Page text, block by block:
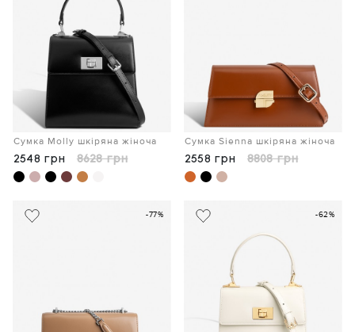
Сумка Molly шкіряна жіноча
2548 грн 8628 грн
Сумка Sienna шкіряна жіноча
2558 грн 8808 грн
-77% -62%